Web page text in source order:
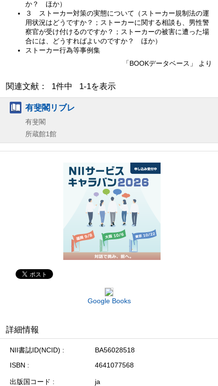
か？ ほか）
３ ストーカー対策の実態について（ストーカー規制法の運
用状況はどうですか？；ストーカーに関する相談も、男性警
察官が受け付けるのですか？；ストーカーの被害に遭った場
合には、どうすればよいのですか？ ほか）
ストーカー行為等事例集
「BOOKデータベース」 より
関連文献： 1件中 1-1を表示
有斐閣リブレ
有斐閣
所蔵館1館
Google Books
詳細情報
NII書誌ID(NCID)
BA56028518
ISBN
4641077568
出版国コード
ja